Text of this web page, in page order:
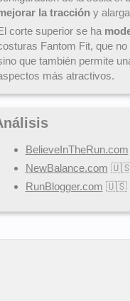
la traccióny
corte superior se ha
Fantom Fit, que
que también permite
más atractivos.
BelieveInTheRun.com
NewBalance.com
RunBlogger.com 🇺🇸